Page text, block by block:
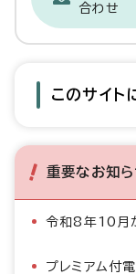
合わせ
このサイト
重要なお知ら
令和8年10月
プレミアム付